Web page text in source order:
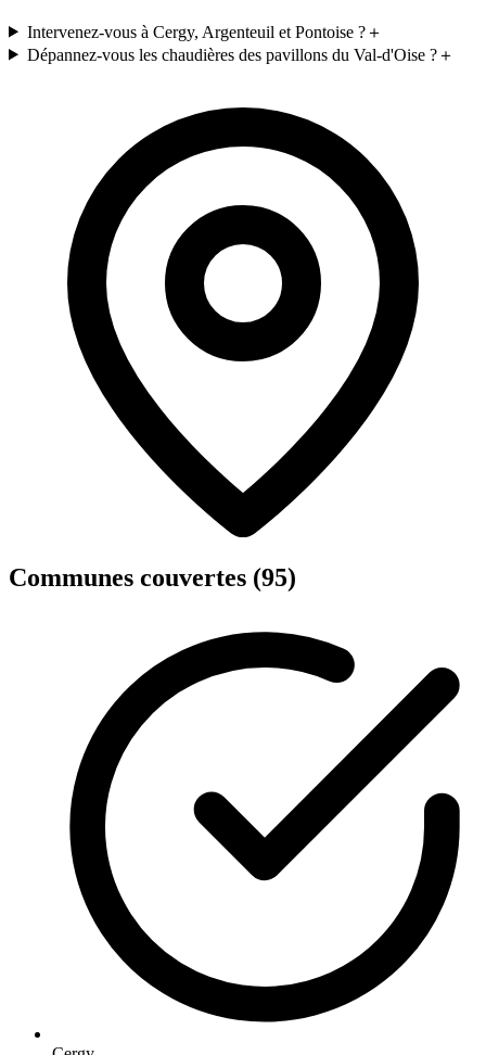
Intervenez-vous à Cergy, Argenteuil et Pontoise ?＋
Dépannez-vous les chaudières des pavillons du Val-d'Oise ?＋
Communes couvertes (95)